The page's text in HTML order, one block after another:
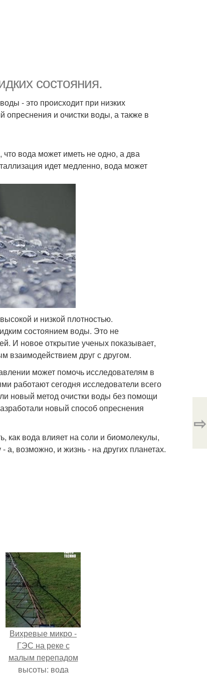
состояния.
- это происходит при низких
опреснения и очистки воды, а также в
вода может иметь не одно, а два
идет медленно, вода может
и низкой плотностью.
состоянием воды. Это не
И новое открытие ученых показывает,
взаимодействием друг с другом.
может помочь исследователям в
работают сегодня исследователи всего
новый метод очистки воды без помощи
новый способ опреснения
как вода влияет на соли и биомолекулы,
возможно, и жизнь - на других планетах.
⇨
Вихревые микро -
ГЭС на реке с
малым перепадом
высоты: вода